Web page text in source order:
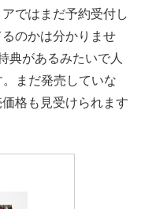
ではまだ予約受付し
のかは分かりませ
典があるみたいで人
まだ発売していな
格も見受けられます